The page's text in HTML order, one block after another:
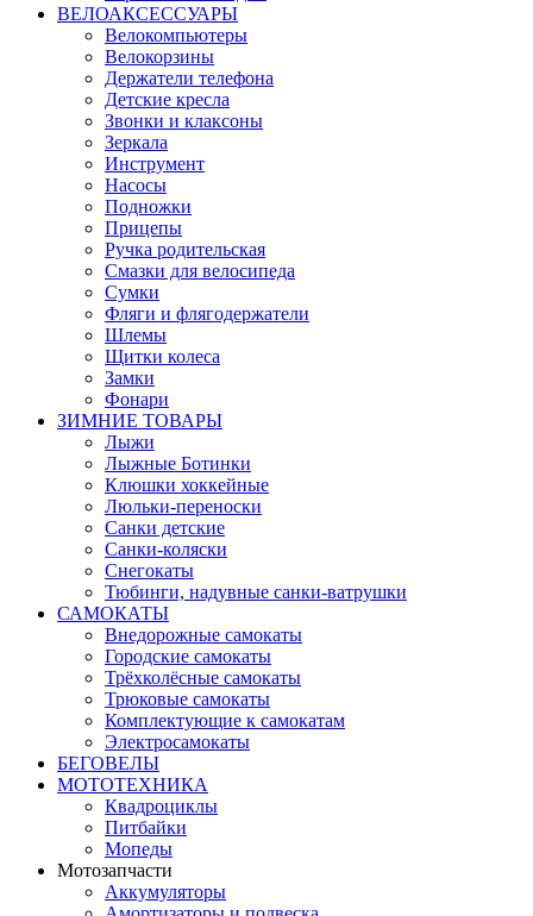
ВЕЛОАКСЕССУАРЫ
Велокомпьютеры
Велокорзины
Держатели телефона
Детские кресла
Звонки и клаксоны
Зеркала
Инструмент
Насосы
Подножки
Прицепы
Ручка родительская
Смазки для велосипеда
Сумки
Фляги и флягодержатели
Шлемы
Щитки колеса
Замки
Фонари
ЗИМНИЕ ТОВАРЫ
Лыжи
Лыжные Ботинки
Клюшки хоккейные
Люльки-переноски
Санки детские
Санки-коляски
Снегокаты
Тюбинги, надувные санки-ватрушки
САМОКАТЫ
Внедорожные самокаты
Городские самокаты
Трёхколёсные самокаты
Трюковые самокаты
Комплектующие к самокатам
Электросамокаты
БЕГОВЕЛЫ
МОТОТЕХНИКА
Квадроциклы
Питбайки
Мопеды
Мотозапчасти
Аккумуляторы